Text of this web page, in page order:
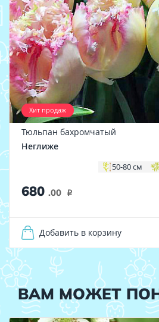
Хит продаж
Тюльпан бахромчатый
Неглиже
50-80 см
680 .00 i
Добавить в корзину
ВАМ МОЖЕТ